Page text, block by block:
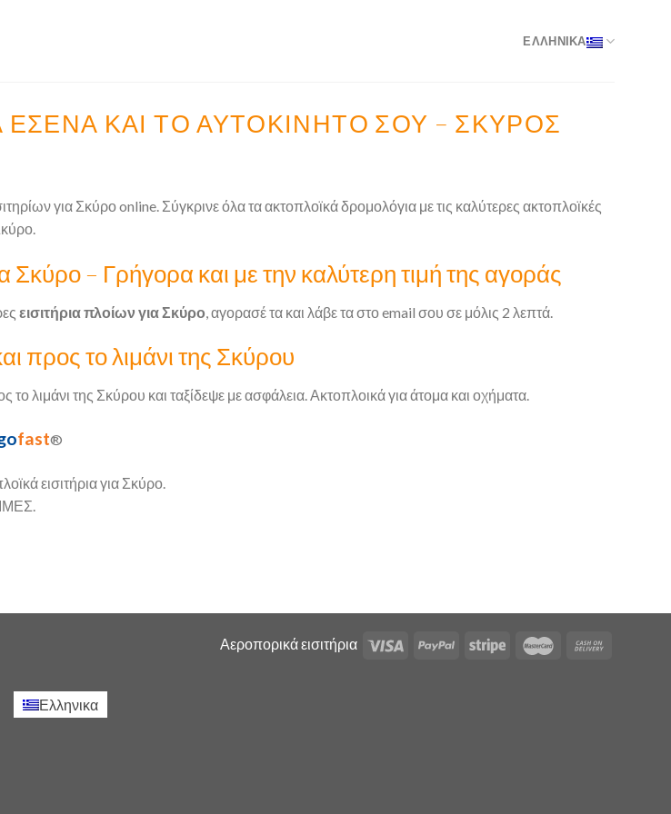
ΕΛΛΗΝΙΚΑ
ΕΣΈΝΑ ΚΑΙ ΤΟ ΑΥΤΟΚΊΝΗΤΌ ΣΟΥ – ΣΚΎΡΟΣ
για Σκύρο online. Σύγκρινε όλα τα ακτοπλοϊκά δρομολόγια με τις καλύτερες ακτοπλοϊκές
Σκύρο – Γρήγορα και με την καλύτερη τιμή της αγοράς
εισιτήρια πλοίων για Σκύρο , αγορασέ τα και λάβε τα στο email σου σε μόλις 2 λεπτά.
προς το λιμάνι της Σκύρου
το λιμάνι της Σκύρου και ταξίδεψε με ασφάλεια. Ακτοπλοικά για άτομα και οχήματα.
fast®
εισιτήρια για Σκύρο.
Αεροπορικά εισιτήρια
Ελληνικα